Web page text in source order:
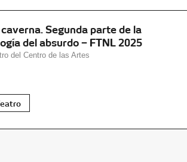
Segunda parte de la
del absurdo – FTNL 2025
del Centro de las Artes